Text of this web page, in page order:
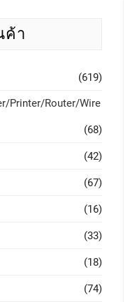
ค้า
(619)
Printer/Router/Wire
(68)
(42)
(67)
(16)
(33)
(18)
(74)